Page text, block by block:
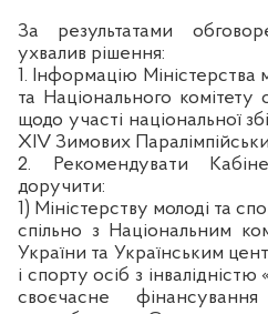
За результатами
ухвалив рішення:
1. Інформацію Міністерства
та Національного комітету
щодо участі національної
ХІV Зимових
2. Рекомендувати
доручити:
1) Міністерству молоді та
спільно з Національним
України та Українським
і спорту осіб з
своєчасне